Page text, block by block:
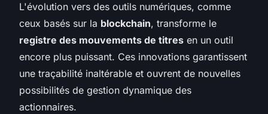
L'évolution vers des outils numériques, comme
ceux basés sur la blockchain, transforme le
registre des mouvements de titres en un outil
encore plus puissant. Ces innovations garantissent
une traçabilité inaltérable et ouvrent de nouvelles
possibilités de gestion dynamique des
actionnaires.